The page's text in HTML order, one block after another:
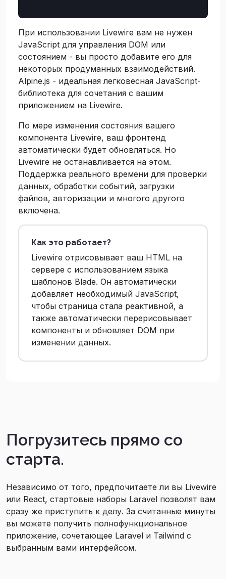
При использовании Livewire вам не нужен
JavaScript для управления DOM или
состоянием - вы просто добавите его для
некоторых продуманных взаимодействий.
Alpine.js - идеальная легковесная JavaScript-
библиотека для сочетания с вашим
приложением на Livewire.
По мере изменения состояния вашего
компонента Livewire, ваш фронтенд
автоматически будет обновляться. Но
Livewire не останавливается на этом.
Поддержка реального времени для проверки
данных, обработки событий, загрузки
файлов, авторизации и многого другого
включена.
Как это работает?
Livewire отрисовывает ваш HTML на
сервере с использованием языка
шаблонов Blade. Он автоматически
добавляет необходимый JavaScript,
чтобы страница стала реактивной, а
также автоматически перерисовывает
компоненты и обновляет DOM при
изменении данных.
Погрузитесь прямо со
старта.
Независимо от того, предпочитаете ли вы Livewire
или React, стартовые наборы Laravel позволят вам
сразу же приступить к делу. За считанные минуты
вы можете получить полнофункциональное
приложение, сочетающее Laravel и Tailwind с
выбранным вами интерфейсом.